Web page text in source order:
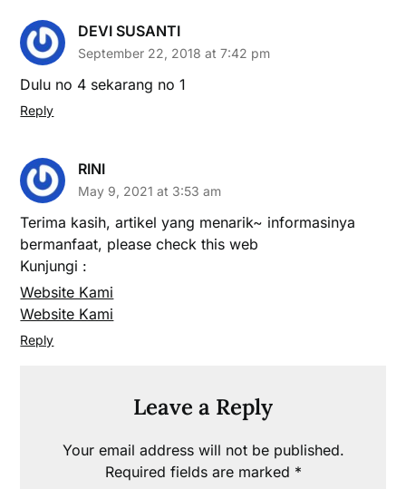
DEVI SUSANTI
September 22, 2018 at 7:42 pm
Dulu no 4 sekarang no 1
Reply
RINI
May 9, 2021 at 3:53 am
Terima kasih, artikel yang menarik~ informasinya
bermanfaat, please check this web
Kunjungi :
Website Kami
Website Kami
Reply
Leave a Reply
Your email address will not be published.
Required fields are marked *